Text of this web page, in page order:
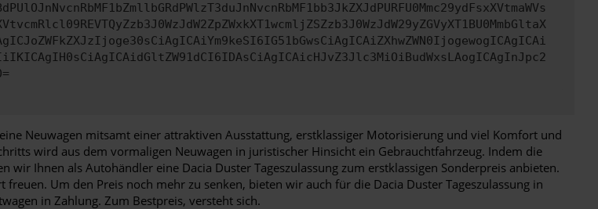
Neuwagen mitsamt einer attraktiven Ausstattung, erstklassiger Motorisierung und viel Komfort und
wird aus dem vormaligen Neuwagen in juristischer Hinsicht ein Gebrauchtfahrzeug. Indem die
Ihnen als Autohändler eine Dacia Duster Tageszulassung zum erstklassigen Sonderpreis anbieten.
Um den Preis noch mehr zu senken, bieten wir auch für die Dacia Duster Tageszulassung in
in Zahlung. Zum Bestpreis, versteht sich.